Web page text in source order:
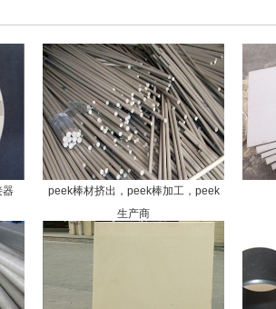
器
peek棒材挤出，peek棒加工，peek
生产商